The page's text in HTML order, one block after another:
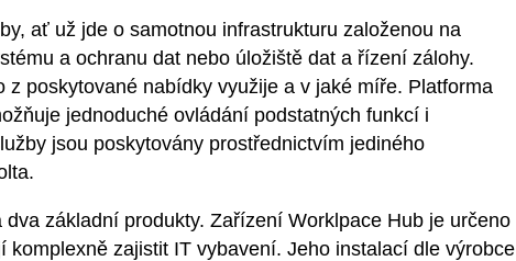
ať už jde o samotnou infrastrukturu založenou na
a ochranu dat nebo úložiště dat a řízení zálohy.
z poskytované nabídky využije a v jaké míře. Platforma
jednoduché ovládání podstatných funkcí i
jsou poskytovány prostřednictvím jediného
základní produkty. Zařízení Worklpace Hub je určeno
komplexně zajistit IT vybavení. Jeho instalací dle výrobce